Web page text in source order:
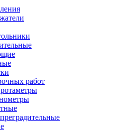
работ